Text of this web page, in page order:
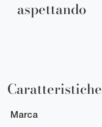
aspettando
Caratteristiche
Marca